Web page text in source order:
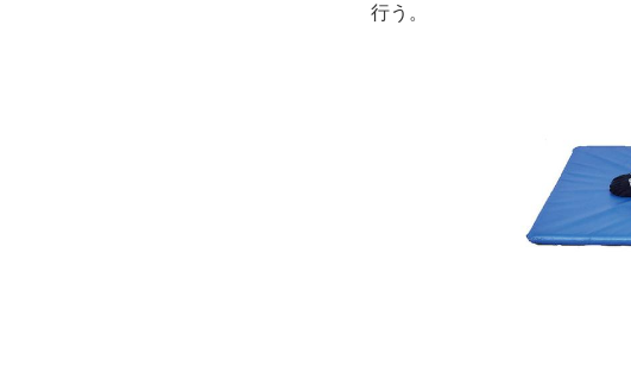
行う。